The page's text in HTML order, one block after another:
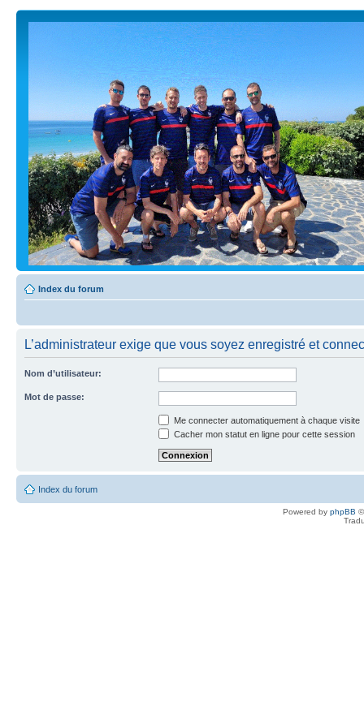
Index du forum
L’administrateur exige que vous soyez enregistré et
Nom d’utilisateur:
Mot de passe:
Me connecter automatiquement à chaque visite
Cacher mon statut en ligne pour cette session
Index du forum
Powered by phpBB